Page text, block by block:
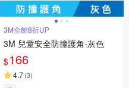
3M全館8折UP
3M 兒童安全防撞護角-灰色
$166
4.7(3)